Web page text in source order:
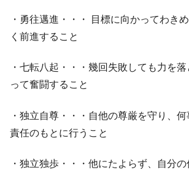
・勇往邁進・・・ 目標に向かってわき
く前進すること
・七転八起・・・幾回失敗しても力を
って奮闘すること
・独立自尊・・・自他の尊厳を守り、何
責任のもとに行うこと
・独立独歩・・・他にたよらず、自分